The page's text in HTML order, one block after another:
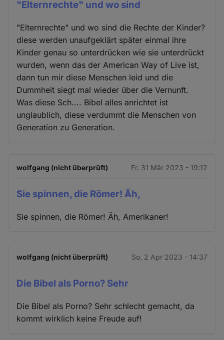
"Elternrechte" und wo sind
"Elternrechte" und wo sind die Rechte der Kinder?
diese werden unaufgeklärt später einmal ihre
Kinder genau so unterdrücken wie sie unterdrückt
wurden, wenn das der American Way of Live ist,
dann tun mir diese Menschen leid und die
Dummheit siegt mal wieder über die Vernunft.
Was diese Sch.... Bibel alles anrichtet ist
unglaublich, diese verdummt die Menschen von
Generation zu Generation.
wolfgang (nicht überprüft) Fr. 31 Mär 2023 - 19:12
Sie spinnen, die Römer! Äh,
Sie spinnen, die Römer! Äh, Amerikaner!
wolfgang (nicht überprüft) So. 2 Apr 2023 - 14:37
Die Bibel als Porno? Sehr
Die Bibel als Porno? Sehr schlecht gemacht, da
kommt wirklich keine Freude auf!